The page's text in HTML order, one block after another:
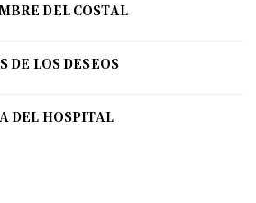
DEL COSTAL
DE LOS DESEOS
DEL HOSPITAL